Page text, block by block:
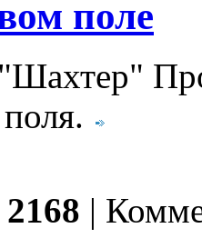
поле
2168 |